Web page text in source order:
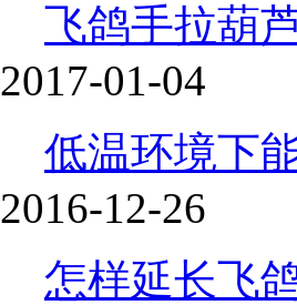
飞鸽手拉葫
2017-01-04
低温环境下
2016-12-26
怎样延长飞